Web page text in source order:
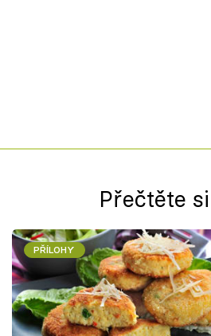
Přečtěte
PŘÍLOHY